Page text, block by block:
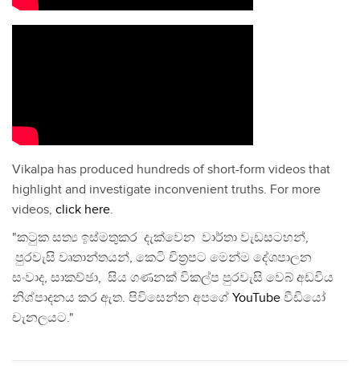
Vikalpa has produced hundreds of short-form videos that
highlight and investigate inconvenient truths. For more
videos, click here.
"කටුක සත්‍ය ඉස්මතුකර දැක්වෙන වාර්තා වැඩසටහන්,
පුරවැසි වෘතාන්තයන්, කෙටි චිත්‍රපට මෙන්ම දේශපාලන
සංවාද, සාකච්ඡා, සිය ගණනක් විකල්ප පුරවැසි වෙබ් අඩවිය
නිශ්පාදනය කර ඇත. පිවිසෙන්න අපගේ YouTube වීඩියෝ
චැනලයට."